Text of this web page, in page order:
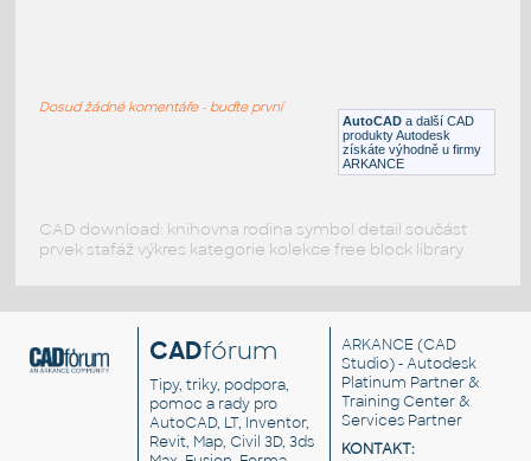
Alu door side-d1-1-io-ads80-dwg
Konstrukční detaily
AutoCAD a další CAD
produkty Autodesk
získáte výhodně u firmy
ARKANCE
Dosud žádné komentáře - buďte první
CAD download: knihovna rodina symbol detail součást
prvek stafáž výkres kategorie kolekce free block library
CADfórum
Tipy, triky, podpora,
pomoc a rady pro
AutoCAD, LT, Inventor,
Revit, Map, Civil 3D, 3ds
ARKANCE (CAD
Studio) - Autodesk
Platinum Partner &
Training Center &
Services Partner
KONTAKT: